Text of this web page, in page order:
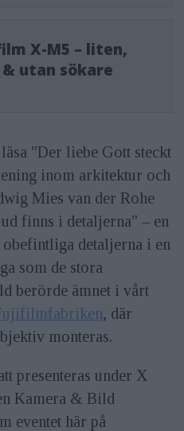
X-M5 – liten,
utan sökare
"Der liebe Gott steckt
inom arkitektur och
Mies van der Rohe
finns i detaljerna" – en
obefintliga detaljerna i en
som de stora
berörde ämnet i vårt
, där
monteras.
presenteras under X
Kamera & Bild
eventet här på